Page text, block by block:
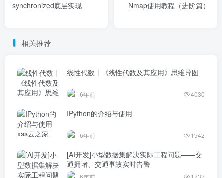
synchronized底层实现
Nmap使用教程（进阶篇）
相关推荐
线性代数丨《线性代数及其应用》思维导图
6年前 4030
IPython的介绍与使用
6年前 1942
[AI开发]小型数据集解决实际工程问题——交
通拥堵、交通事故实时告警
6年前 1737